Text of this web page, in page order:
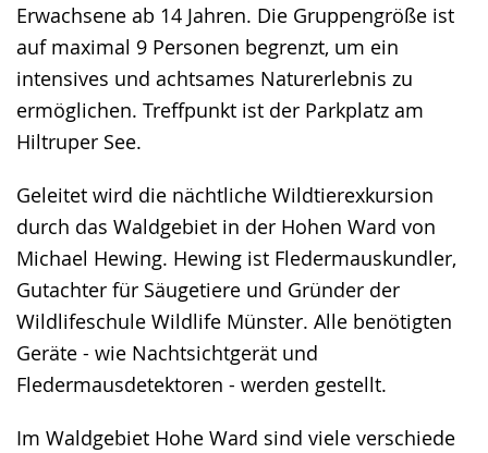
Erwachsene ab 14 Jahren. Die Gruppengröße ist
auf maximal 9 Personen begrenzt, um ein
intensives und achtsames Naturerlebnis zu
ermöglichen. Treffpunkt ist der Parkplatz am
Hiltruper See.
Geleitet wird die nächtliche Wildtierexkursion
durch das Waldgebiet in der Hohen Ward von
Michael Hewing. Hewing ist Fledermauskundler,
Gutachter für Säugetiere und Gründer der
Wildlifeschule Wildlife Münster. Alle benötigten
Geräte - wie Nachtsichtgerät und
Fledermausdetektoren - werden gestellt.
Im Waldgebiet Hohe Ward sind viele verschiede